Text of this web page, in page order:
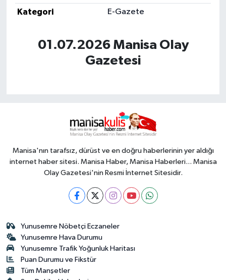
Kategori
E-Gazete
01.07.2026 Manisa Olay
Gazetesi
Manisa'nın tarafsız, dürüst ve en doğru haberlerinin yer aldığı
internet haber sitesi. Manisa Haber, Manisa Haberleri... Manisa
Olay Gazetesi'nin Resmi İnternet Sitesidir.
Yunusemre Nöbetçi Eczaneler
Yunusemre Hava Durumu
Yunusemre Trafik Yoğunluk Haritası
Puan Durumu ve Fikstür
Tüm Manşetler